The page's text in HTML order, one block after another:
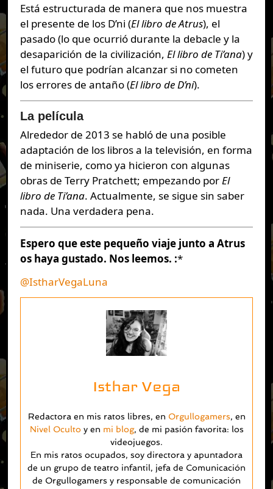
Está estructurada de manera que nos muestra
el presente de los D’ni (El libro de Atrus), el
pasado (lo que ocurrió durante la debacle y la
desaparición de la civilización, El libro de Ti’ana) y
el futuro que podrían alcanzar si no cometen
los errores de antaño (El libro de D’ni).
La película
Alrededor de 2013 se habló de una posible
adaptación de los libros a la televisión, en forma
de miniserie, como ya hicieron con algunas
obras de Terry Pratchett; empezando porEl
libro de Ti’ana. Actualmente, se sigue sin saber
nada. Una verdadera pena.
Espero que este pequeño viaje junto a Atrus
os haya gustado. Nos leemos. :*
@IstharVegaLuna
Isthar Vega
Redactora en mis ratos libres, en Orgullogamers, en
Nivel Ocultoy en mi blog, de mi pasión favorita: los
videojuegos.
En mis ratos ocupados, soy directora y apuntadora
de un grupo de teatro infantil, jefa de Comunicación
de Orgullogamers y responsable de comunicación